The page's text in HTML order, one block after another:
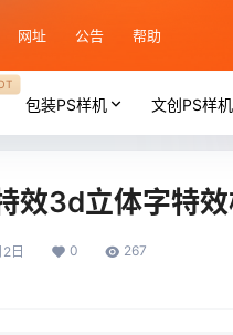
网址 公告 帮助
包装PS样机 文创PS样机
效3d立体字特
日 0 267